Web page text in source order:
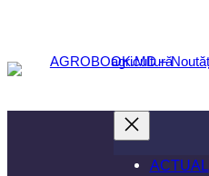
conținut
ACTUAL